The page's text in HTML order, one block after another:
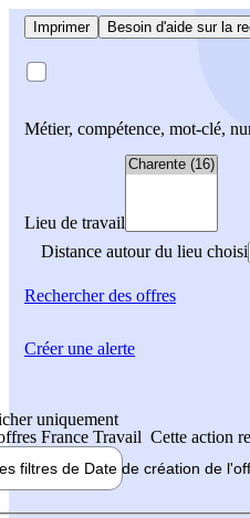
Imprimer Besoin d'aide sur la
Métier, compétence, mot-clé,
Lieu de travail
Distance autour du lieu choisi
Rechercherdes offres
uniquement
France Travail Cette action
filtres de Date de création de
Créer une alerte